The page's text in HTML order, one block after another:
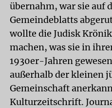
übernahm, war sie auf
Gemeindeblatts
wollte die Judisk
machen, was sie in
1930er-Jahren
außerhalb der kleinen
Gemeinschaft
Kulturzeitschrift.